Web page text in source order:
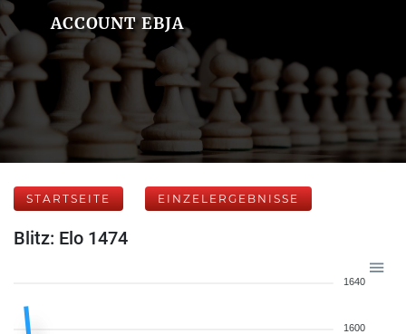
ACCOUNT EBJA
STARTSEITE EINZELERGEBNISSE
Blitz: Elo 1474
1640
1600